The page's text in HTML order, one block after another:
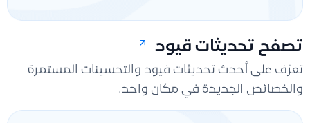
تصفح تحديثات قيود
تعرّف على أحدث تحديثات فيود والتحسينات المستمرة
والخصائص الجديدة في مكان واحد.